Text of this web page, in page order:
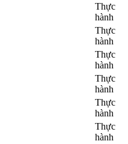
Thực
hành
Thực
hành
Thực
hành
Thực
hành
Thực
hành
Thực
hành